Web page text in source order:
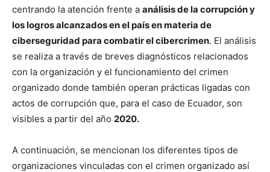
centrando la atención frente a análisis de la corrupción y
los logros alcanzados en el país en materia de
ciberseguridad para combatir el cibercrimen. El análisis
se realiza a través de breves diagnósticos relacionados
con la organización y el funcionamiento del crimen
organizado donde también operan prácticas ligadas con
actos de corrupción que, para el caso de Ecuador, son
visibles a partir del año 2020.
A continuación, se mencionan los diferentes tipos de
organizaciones vinculadas con el crimen organizado así